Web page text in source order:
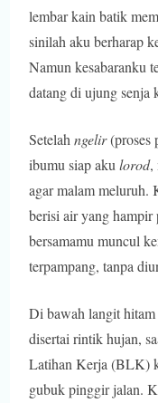
lembar kain batik
sinilah aku berharap
Namun kesabaranku
datang di ujung senja
Setelahngelir(proses
ibumu siap akulorod,
agar malam meluruh.
berisi air yang hampir
bersamamu muncul
terpampang, tanpa
Di bawah langit
disertai rintik hujan,
Latihan Kerja (BLK)
gubuk pinggir jalan.